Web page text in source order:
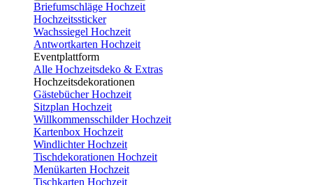
Briefumschläge Hochzeit
Hochzeitssticker
Wachssiegel Hochzeit
Antwortkarten Hochzeit
Eventplattform
Alle Hochzeitsdeko & Extras
Hochzeitsdekorationen
Gästebücher Hochzeit
Sitzplan Hochzeit
Willkommensschilder Hochzeit
Kartenbox Hochzeit
Windlichter Hochzeit
Tischdekorationen Hochzeit
Menükarten Hochzeit
Tischkarten Hochzeit